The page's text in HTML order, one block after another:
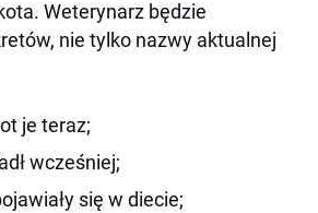
Weterynarz będzie
nie tylko nazwy aktualnej
je teraz;
wcześniej;
się w diecie;